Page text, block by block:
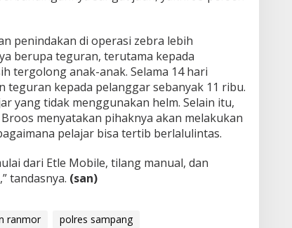
penindakan di operasi zebra lebih
berupa teguran, terutama kepada
tergolong anak-anak. Selama 14 hari
teguran kepada pelanggar sebanyak 11 ribu.
yang tidak menggunakan helm. Selain itu,
menyatakan pihaknya akan melakukan
pelajar bisa tertib berlalulintas.
dari Etle Mobile, tilang manual, dan
tandasnya. (san)
ranmor
polres sampang